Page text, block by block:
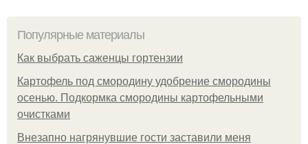
Популярные материалы
Как выбрать саженцы гортензии
Картофель под смородину удобрение смородины
осенью. Подкормка смородины картофельными
очистками
Внезапно нагрянувшие гости заставили меня